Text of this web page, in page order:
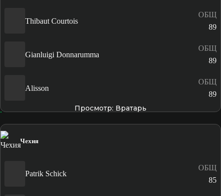
Thibaut Courtois
ОБЩ
89
Gianluigi Donnarumma
ОБЩ
89
Alisson
ОБЩ
89
Просмотр: Вратарь
Чехия
Patrik Schick
ОБЩ
85